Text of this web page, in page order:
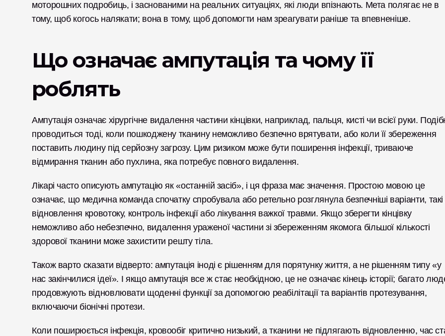
моторошних подробиць, і заснованими на реальних ситуаціях, які люди впізнають. Мета полягає не в
тому, щоб когось налякати; вона в тому, щоб допомогти нам зреагувати раніше та впевненіше.
Що означає ампутація та чому її
роблять
Ампутація означає хірургічне видалення частини кінцівки, наприклад, пальця, кисті чи всієї руки.
проводиться тоді, коли пошкоджену тканину неможливо безпечно врятувати, або коли її збереження
поставить людину під серйозну загрозу. Цим ризиком може бути поширення інфекції, триваюче
відмирання тканин або пухлина, яка потребує повного видалення.
Лікарі часто описують ампутацію як «останній засіб», і ця фраза має значення. Простою мовою це
означає, що медична команда спочатку спробувала або ретельно розглянула безпечніші варіанти, такі
відновлення кровотоку, контроль інфекції або лікування важкої травми. Якщо зберегти кінцівку
неможливо або небезпечно, видалення ураженої частини зі збереженням якомога більшої кількості
здорової тканини може захистити решту тіла.
Також варто сказати відверто: ампутація іноді є рішенням для порятунку життя, а не рішенням типу «у
нас закінчилися ідеї». І якщо ампутація все ж стає необхідною, це не означає кінець історії; багато
продовжують відновлювати щоденні функції за допомогою реабілітації та варіантів протезування,
включаючи біонічні протези.
Коли поширюється інфекція, кровообіг критично низький, а тканини не підлягають відновленню, час